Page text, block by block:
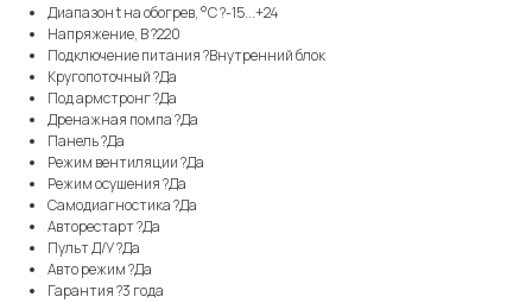
Диапазон t на обогрев, °С ?-15...+24
Напряжение, В ?220
Подключение питания ?Внутренний блок
Кругопоточный ?Да
Под армстронг ?Да
Дренажная помпа ?Да
Панель ?Да
Режим вентиляции ?Да
Режим осушения ?Да
Самодиагностика ?Да
Авторестарт ?Да
Пульт Д/У ?Да
Авто режим ?Да
Гарантия ?3 года